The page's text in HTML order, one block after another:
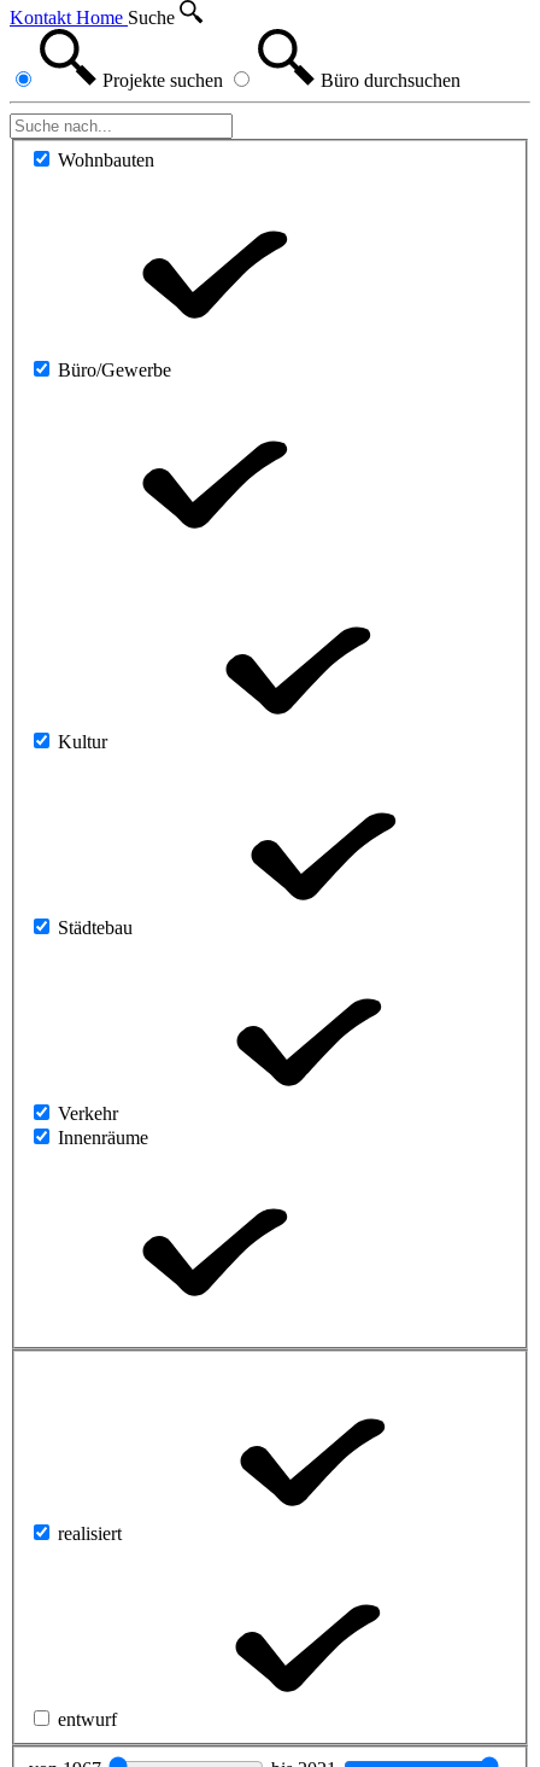
Kontakt Home Suche
Projekte suchen Büro durchsuchen
Wohnbauten
Büro/Gewerbe
Kultur
Städtebau
Verkehr
Innenräume
realisiert
entwurf